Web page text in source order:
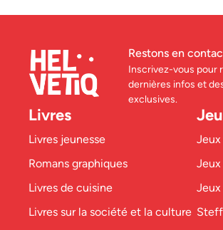
Restons en
Inscrivez-vous pour
dernières infos et
exclusives.
Livres
Livres jeunesse
Romans graphiques
Livres de cuisine
Livres sur la société et la culture